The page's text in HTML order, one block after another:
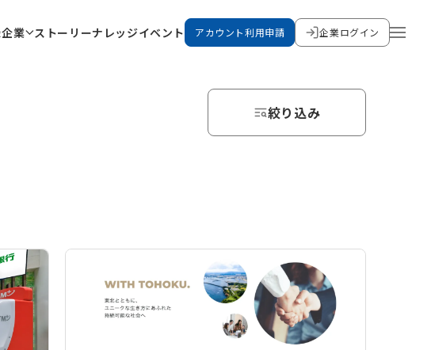
業 ストーリーナレッジイベント アカウント利用申請 企業ログイン
絞り込み